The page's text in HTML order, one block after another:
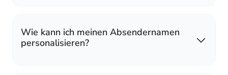
Wie kann ich meinen Absendernamen
personalisieren?